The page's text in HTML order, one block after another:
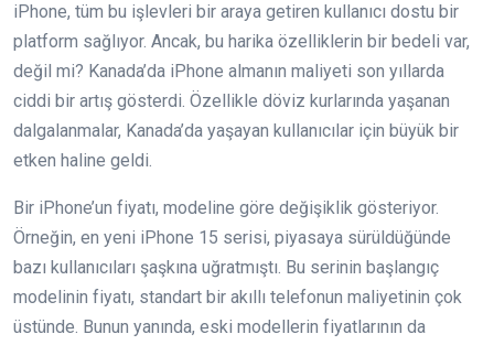
iPhone, tüm bu işlevleri bir araya getiren kullanıcı dostu bir
platform sağlıyor. Ancak, bu harika özelliklerin bir bedeli var,
değil mi? Kanada’da iPhone almanın maliyeti son yıllarda
ciddi bir artış gösterdi. Özellikle döviz kurlarında yaşanan
dalgalanmalar, Kanada’da yaşayan kullanıcılar için büyük bir
etken haline geldi.
Bir iPhone’un fiyatı, modeline göre değişiklik gösteriyor.
Örneğin, en yeni iPhone 15 serisi, piyasaya sürüldüğünde
bazı kullanıcıları şaşkına uğratmıştı. Bu serinin başlangıç
modelinin fiyatı, standart bir akıllı telefonun maliyetinin çok
üstünde. Bunun yanında, eski modellerin fiyatlarının da